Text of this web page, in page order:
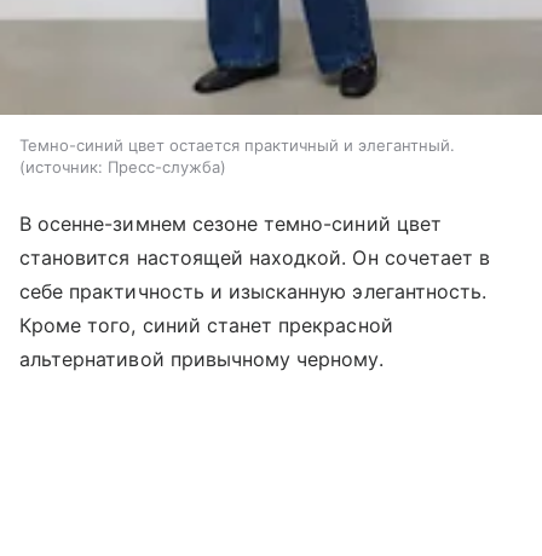
Темно-синий цвет остается практичный и элегантный.
источник: Пресс-служба
В осенне-зимнем сезоне темно-синий цвет
становится настоящей находкой. Он сочетает в
себе практичность и изысканную элегантность.
Кроме того, синий станет прекрасной
альтернативой привычному черному.